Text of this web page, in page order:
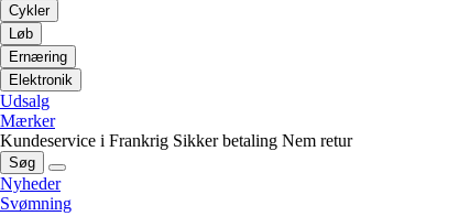
Cykler
Løb
Ernæring
Elektronik
Udsalg
Mærker
Kundeservice i Frankrig Sikker betaling Nem retur
Søg
Nyheder
Svømning